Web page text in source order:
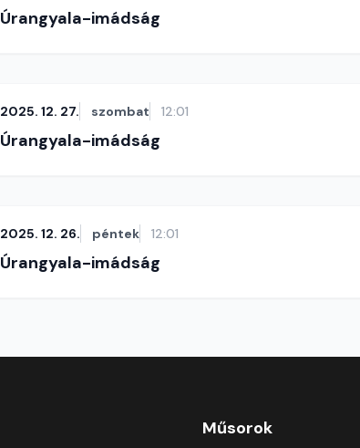
Úrangyala-imádság
2025. 12. 27. szombat 12:01
Úrangyala-imádság
2025. 12. 26. péntek 12:01
Úrangyala-imádság
Műsorok